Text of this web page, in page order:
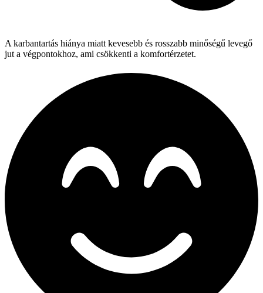
A karbantartás hiánya miatt kevesebb és rosszabb minőségű levegő
jut a végpontokhoz, ami csökkenti a komfortérzetet.